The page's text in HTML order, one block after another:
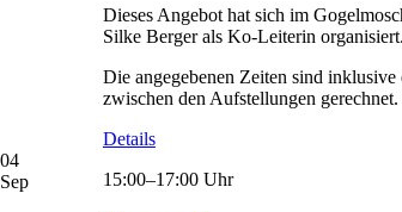
Dieses Angebot hat sich im
Silke Berger als Ko-Leiterin organisiert.
Die angegebenen Zeiten sind
zwischen den Aufstellungen gerechnet.
Details
04
Sep
15:00–17:00 Uhr